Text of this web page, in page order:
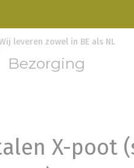
leveren zowel in BE als NL
Bezorging
X-poot